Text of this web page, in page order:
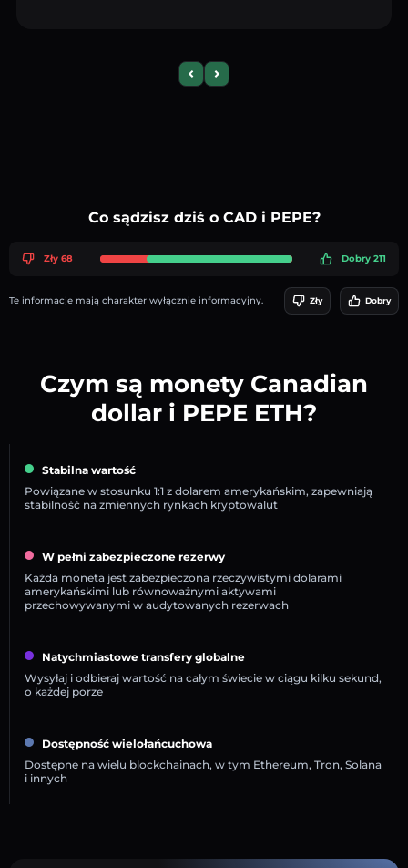
Previous slide
Next slide
Co sądzisz dziś o CAD i PEPE?
Zły 68 Dobry 211
Te informacje mają charakter wyłącznie informacyjny. Zły Dobry
Czym są monety Canadian
dollar i PEPE ETH?
Stabilna wartość
Powiązane w stosunku 1:1 z dolarem amerykańskim, zapewniają
stabilność na zmiennych rynkach kryptowalut
W pełni zabezpieczone rezerwy
Każda moneta jest zabezpieczona rzeczywistymi dolarami
amerykańskimi lub równoważnymi aktywami
przechowywanymi w audytowanych rezerwach
Natychmiastowe transfery globalne
Wysyłaj i odbieraj wartość na całym świecie w ciągu kilku sekund,
o każdej porze
Dostępność wielołańcuchowa
Dostępne na wielu blockchainach, w tym Ethereum, Tron, Solana
i innych